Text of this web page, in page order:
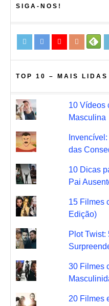
SIGA-NOS!
TOP 10 – MAIS LIDAS
10 Vídeos
Masculina
das
10 Dicas
Pai
15 Filmes
Edição)
Plot
30 Filmes
20 Filmes